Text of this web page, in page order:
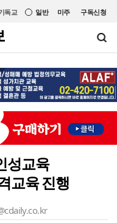
미주 구독신청
일반
독교
성교육
교육 진행